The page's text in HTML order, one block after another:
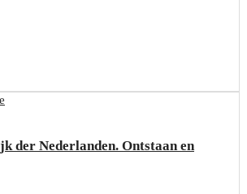
der Nederlanden. Ontstaan en